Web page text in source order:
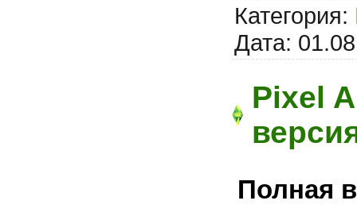
Категория:
Дата:
Pixel
Полная